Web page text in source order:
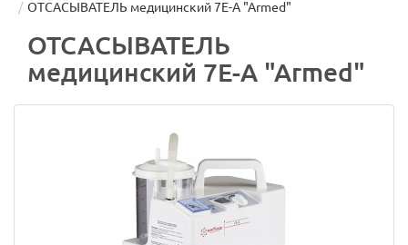
ОТСАСЫВАТЕЛЬ медицинский 7E-A "Armed"
ОТСАСЫВАТЕЛЬ
медицинский 7E-A "Armed"